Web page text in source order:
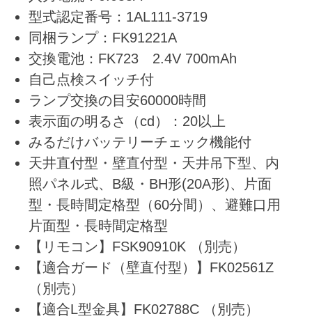
型式認定番号：1AL111-3719
同梱ランプ：FK91221A
交換電池：FK723 2.4V 700mAh
自己点検スイッチ付
ランプ交換の目安60000時間
表示面の明るさ（cd）：20以上
みるだけバッテリーチェック機能付
天井直付型・壁直付型・天井吊下型、内
照パネル式、B級・BH形(20A形)、片面
型・長時間定格型（60分間）、避難口用
片面型・長時間定格型
【リモコン】FSK90910K （別売）
【適合ガード（壁直付型）】FK02561Z
（別売）
【適合L型金具】FK02788C （別売）